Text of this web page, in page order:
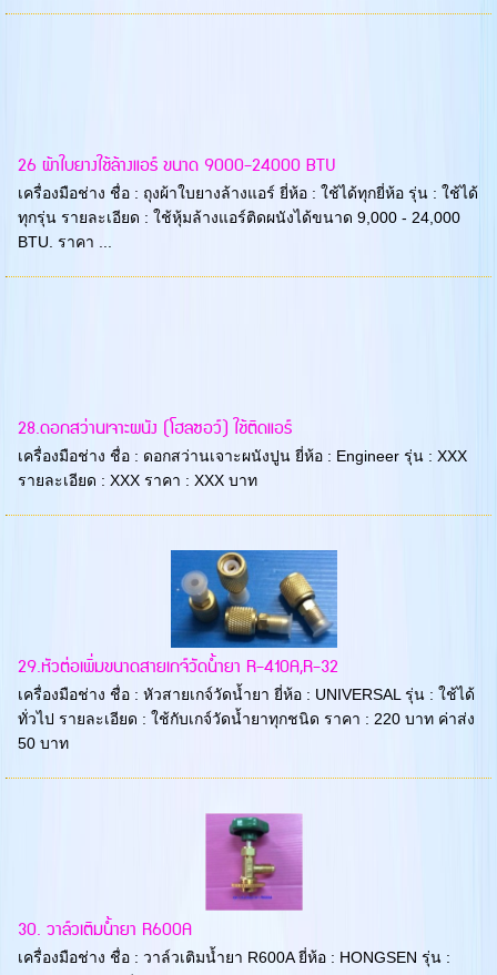
26 ผ้าใบยางใช้ล้างแอร์ ขนาด 9000-24000 BTU
เครื่องมือช่าง ชื่อ : ถุงผ้าใบยางล้างแอร์ ยี่ห้อ : ใช้ได้ทุกยี่ห้อ รุ่น : ใช้ได้
ทุกรุ่น รายละเอียด : ใช้หุ้มล้างแอร์ติดผนังได้ขนาด 9,000 - 24,000
BTU. ราคา ...
28.ดอกสว่านเจาะผนัง (โฮลซอว์) ใช้ติดแอร์
เครื่องมือช่าง ชื่อ : ดอกสว่านเจาะผนังปูน ยี่ห้อ : Engineer รุ่น : XXX
รายละเอียด : XXX ราคา : XXX บาท
29.หัวต่อเพิ่มขนาดสายเกจ์วัดน้ำยา R-410A,R-32
เครื่องมือช่าง ชื่อ : หัวสายเกจ์วัดน้ำยา ยี่ห้อ : UNIVERSAL รุ่น : ใช้ได้
ทั่วไป รายละเอียด : ใช้กับเกจ์วัดน้ำยาทุกชนิด ราคา : 220 บาท ค่าส่ง
50 บาท
30. วาล์วเติมน้ำยา R600A
เครื่องมือช่าง ชื่อ : วาล์วเติมน้ำยา R600A ยี่ห้อ : HONGSEN รุ่น :